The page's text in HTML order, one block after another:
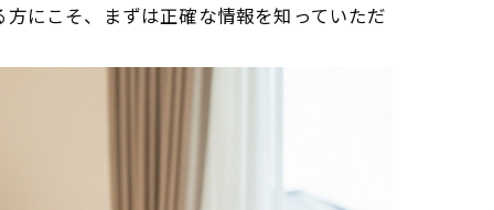
にこそ、まずは正確な情報を知っていただ